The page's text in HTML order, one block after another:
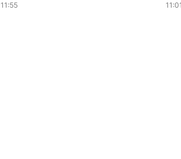
11:55 11:01